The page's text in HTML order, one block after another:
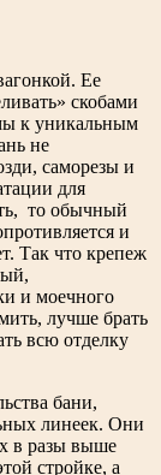
Ее
скобами
к уникальным
не
саморезы и
для
то обычный
и
Так что крепеж
и моечного
лучше брать
всю отделку
бани,
линеек. Они
в разы выше
стройке, а